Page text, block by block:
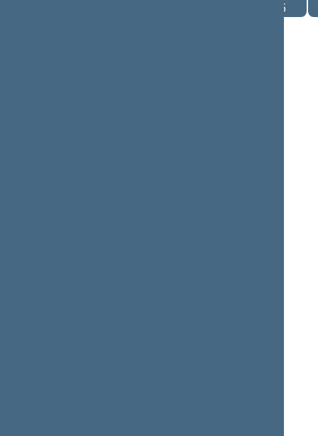
08.05